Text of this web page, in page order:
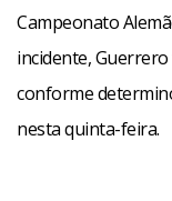
Campeonato
incidente,
conforme
nesta quinta-feira.